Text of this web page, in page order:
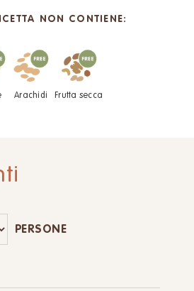
NON CONTIENE:
Arachidi Frutta secca
PERSONE